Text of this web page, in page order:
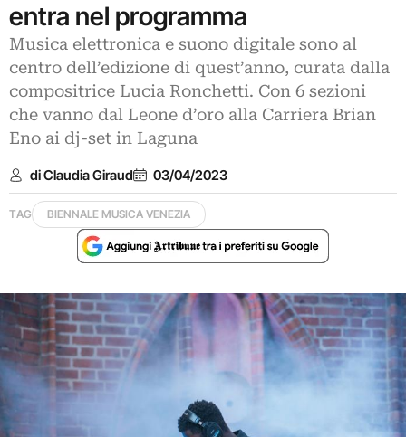
entra nel programma
Musica elettronica e suono digitale sono al
centro dell’edizione di quest’anno, curata dalla
compositrice Lucia Ronchetti. Con 6 sezioni
che vanno dal Leone d’oro alla Carriera Brian
Eno ai dj-set in Laguna
di Claudia Giraud 03/04/2023
TAG BIENNALE MUSICA VENEZIA